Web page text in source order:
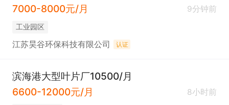
7000-8000元/月
9分钟前
工业园区
江苏昊谷环保科技有限公司 认证
滨海港大型叶片厂10500/月
6600-12000元/月
8小时前